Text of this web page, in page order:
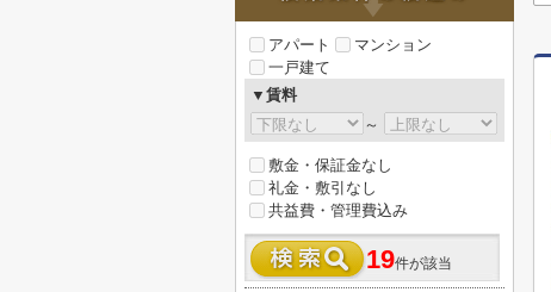
アパート
マンション
一戸建て
▼賃料
～
敷金・保証金なし
礼金・敷引なし
共益費・管理費込み
19件が該当